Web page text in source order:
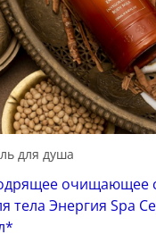
для душа
очищающее
тела Энергия Spa